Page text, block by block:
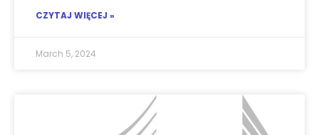
CZYTAJ WIĘCEJ »
March 5, 2024